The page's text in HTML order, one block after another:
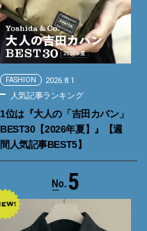
FASHION 2026.8.1
人気記事ランキング
1位は『大人の「吉田カバン」
BEST30【2026年夏】』【週
間人気記事BEST5】
5